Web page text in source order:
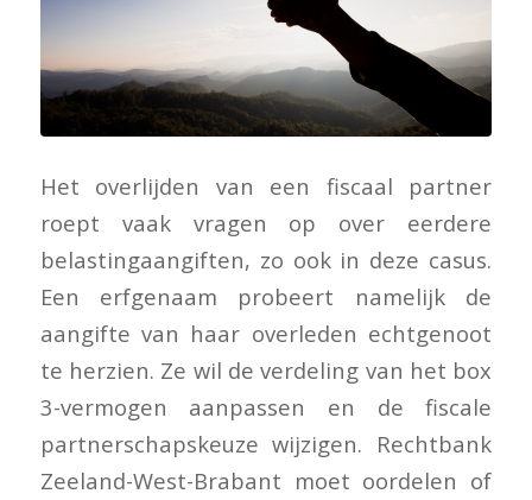
Het overlijden van een fiscaal partner
roept vaak vragen op over eerdere
belastingaangiften, zo ook in deze casus.
Een erfgenaam probeert namelijk de
aangifte van haar overleden echtgenoot
te herzien. Ze wil de verdeling van het box
3-vermogen aanpassen en de fiscale
partnerschapskeuze wijzigen. Rechtbank
Zeeland-West-Brabant moet oordelen of